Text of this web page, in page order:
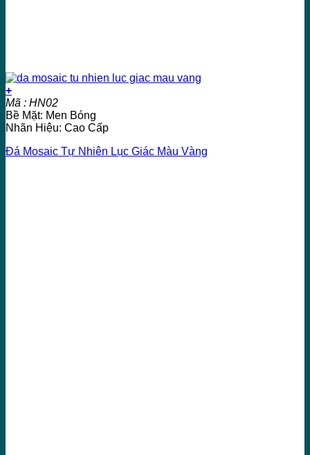
+
Mã : HN02
Bề Mặt: Men Bóng
Nhãn Hiệu: Cao Cấp
Đá Mosaic Tự Nhiên Lục Giác Màu Vàng